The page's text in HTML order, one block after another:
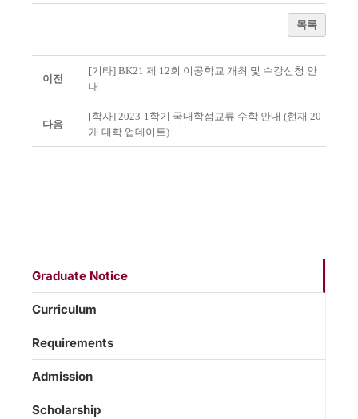
목록
이전
[기타] BK21 제 12회 이공학교 개최 및 수강신청 안
내
다음
[학사] 2023-1학기 국내학점교류 수학 안내 (현재 20
개 대학 업데이트)
Graduate Notice
Curriculum
Requirements
Admission
Scholarship